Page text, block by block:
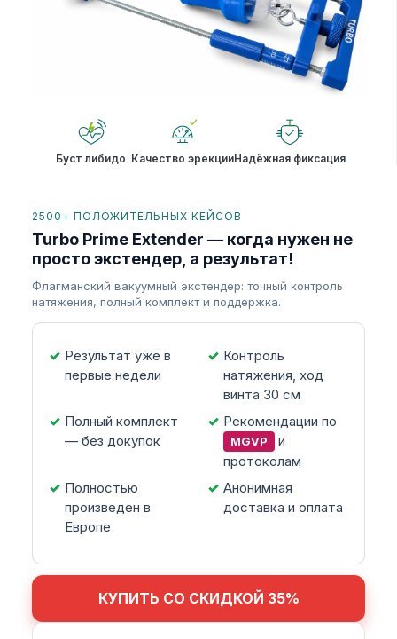
Буст либидо Качество эрекцииНадёжная фиксация
2500+ ПОЛОЖИТЕЛЬНЫХ КЕЙСОВ
Turbo Prime Extender — когда нужен не
просто экстендер, а результат!
Флагманский вакуумный экстендер: точный контроль
натяжения, полный комплект и поддержка.
Результат уже в
первые недели
Контроль
натяжения, ход
винта 30 см
Полный комплект
— без докупок
Рекомендации по
MGVP
и
протоколам
Полностью
произведен в
Европе
Анонимная
доставка и оплата
КУПИТЬ СО СКИДКОЙ 35%